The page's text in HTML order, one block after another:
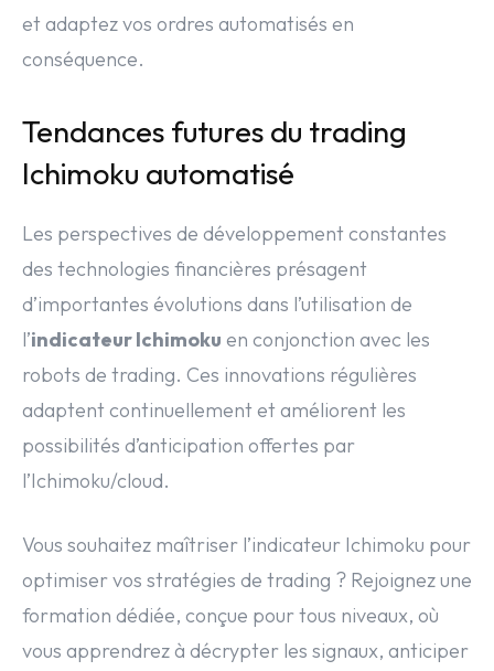
et adaptez vos ordres automatisés en
conséquence.
Tendances futures du trading
Ichimoku automatisé
Les perspectives de développement constantes
des technologies financières présagent
d’importantes évolutions dans l’utilisation de
l’indicateur Ichimoku en conjonction avec les
robots de trading. Ces innovations régulières
adaptent continuellement et améliorent les
possibilités d’anticipation offertes par
l’Ichimoku/cloud.
Vous souhaitez maîtriser l’indicateur Ichimoku pour
optimiser vos stratégies de trading ? Rejoignez une
formation dédiée, conçue pour tous niveaux, où
vous apprendrez à décrypter les signaux, anticiper